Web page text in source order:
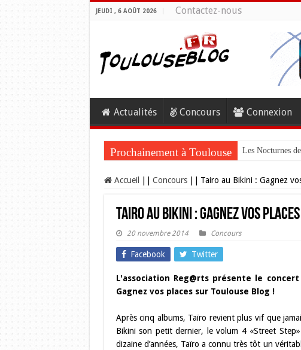
JEUDI , 6 AOÛT 2026 Contactez-nous
Actualités Concours Connexion
Prochainement à Toulouse Les Nocturnes
Accueil Concours Tairo au Bikini : Gagnez
Tairo au Bikini : Gagnez vos
20 novembre 2014 Concours
Facebook Twitter
L'association Reg@rts présente le
Gagnez vos places sur Toulouse Blog !
Après cinq albums, Taïro revient plus vif que
Bikini son petit dernier, le volum 4 «Street
dizaine d’années, Taïro a connu très tôt un